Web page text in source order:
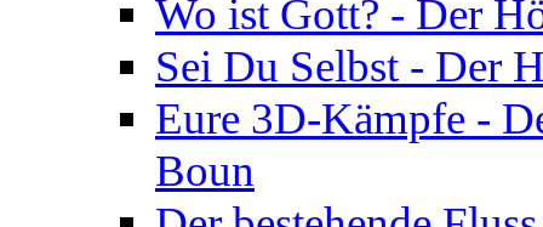
Wo ist Gott? - Der
Sei Du Selbst - Der
Eure 3D-Kämpfe -
Boun